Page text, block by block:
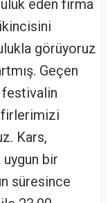
eden firma
görüyoruz
Geçen
festivalin
Kars,
bir
süresince